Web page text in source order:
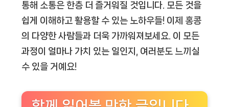
통해 소통은 한층 더 즐거워질 것입니다. 모든 것을
쉽게 이해하고 활용할 수 있는 노하우들! 이제 홍콩
의 다양한 사람들과 더욱 가까워져보세요. 이 모든
과정이 얼마나 가치 있는 일인지, 여러분도 느끼실
수 있을 거예요!